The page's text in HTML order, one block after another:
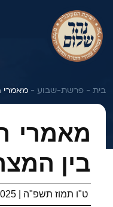
בית - פרשת-שבוע - מאמרי
מאמרי
בין
ט"ו תמוז תשפ"ה | 11/07/2025 | 10:19